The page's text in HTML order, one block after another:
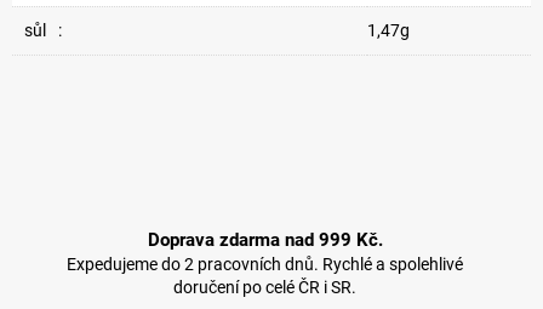
sůl : 1,47g
Doprava zdarma nad 999 Kč.
Expedujeme do 2 pracovních dnů. Rychlé a spolehlivé
doručení po celé ČR i SR.